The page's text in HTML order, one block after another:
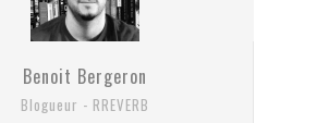
Benoit Bergeron
Blogueur - RREVERB